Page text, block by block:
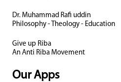
Dr. Muhammad Rafi uddin
Philosophy - Theology - Education
Give up Riba
An Anti Riba Movement
Our Apps